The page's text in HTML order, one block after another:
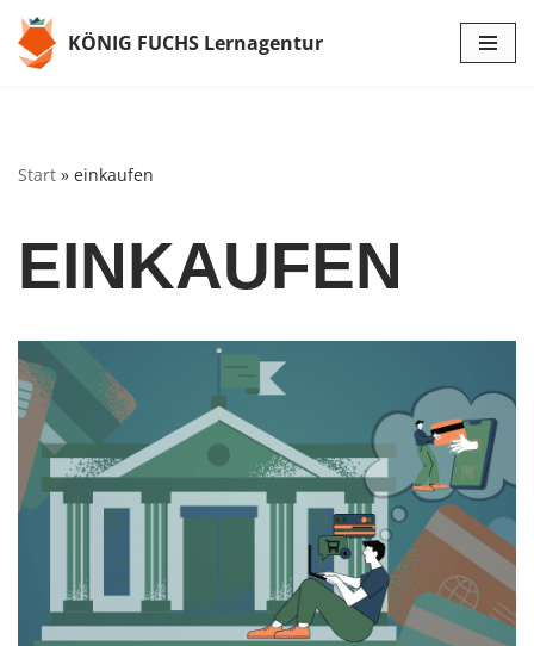
Zum
KÖNIG FUCHS Lernagentur
Start » einkaufen
EINKAUFEN